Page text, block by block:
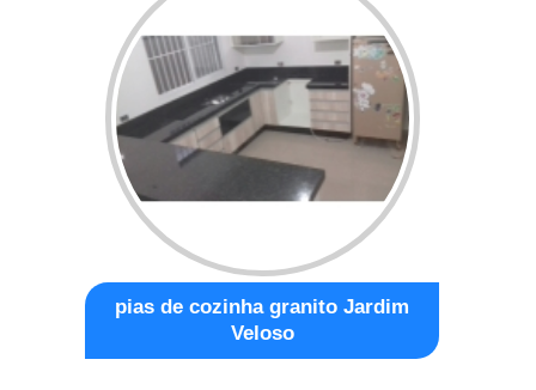
pias de cozinha granito Jardim
Veloso